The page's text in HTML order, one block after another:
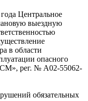
Центральное
выездную
в области
опасного
рег. № А02-55062-
обязательных